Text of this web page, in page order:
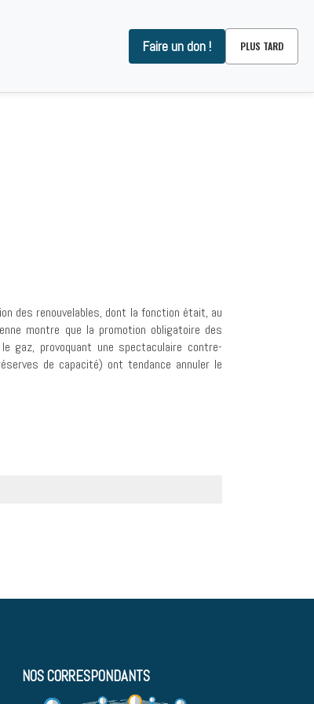
?
des renouvelables, dont la fonction était, au
montre que la promotion obligatoire des
gaz, provoquant une spectaculaire contre-
de capacité) ont tendance annuler le
NOS CORRESPONDANTS
Faire un don ! PLUS TARD